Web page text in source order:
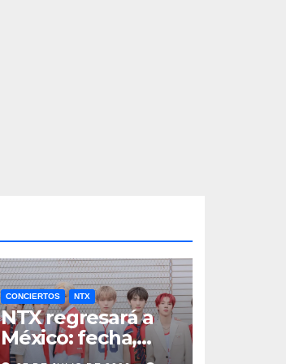
CONCIERTOS NTX
NTX regresará a
México: fecha,
boletos y